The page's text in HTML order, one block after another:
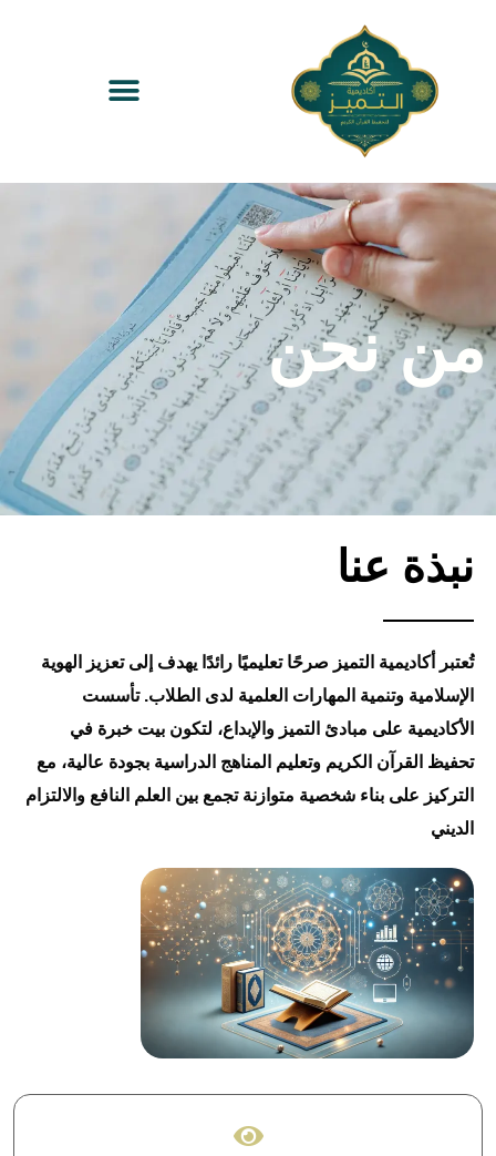
من نحن
نبذة عنا
تُعتبر أكاديمية التميز صرحًا تعليميًا رائدًا يهدف إلى تعزيز الهوية
الإسلامية وتنمية المهارات العلمية لدى الطلاب. تأسست
الأكاديمية على مبادئ التميز والإبداع، لتكون بيت خبرة في
تحفيظ القرآن الكريم وتعليم المناهج الدراسية بجودة عالية، مع
التركيز على بناء شخصية متوازنة تجمع بين العلم النافع والالتزام
الديني